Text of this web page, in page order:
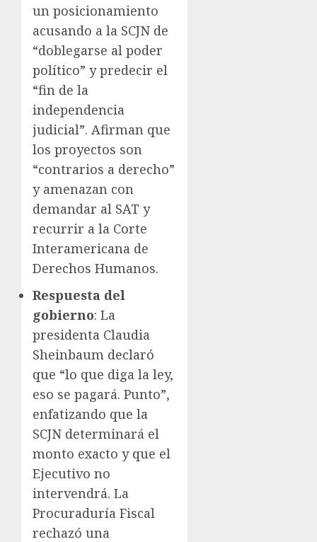
un posicionamiento
acusando a la SCJN de
“doblegarse al poder
político” y predecir el
“fin de la
independencia
judicial”. Afirman que
los proyectos son
“contrarios a derecho”
y amenazan con
demandar al SAT y
recurrir a la Corte
Interamericana de
Derechos Humanos.
Respuesta del
gobierno: La
presidenta Claudia
Sheinbaum declaró
que “lo que diga la ley,
eso se pagará. Punto”,
enfatizando que la
SCJN determinará el
monto exacto y que el
Ejecutivo no
intervendrá. La
Procuraduría Fiscal
rechazó una